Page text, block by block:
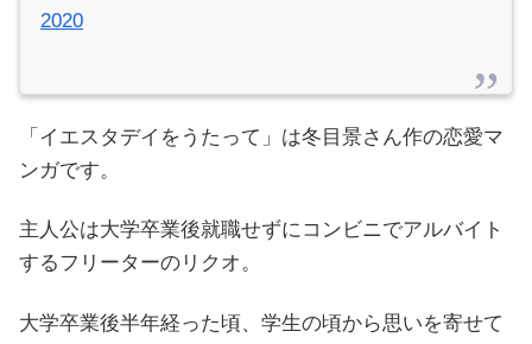
2020
「イエスタデイをうたって」は冬目景さん作の恋愛マ
ンガです。
主人公は大学卒業後就職せずにコンビニでアルバイト
するフリーターのリクオ。
大学卒業後半年経った頃、学生の頃から思いを寄せて